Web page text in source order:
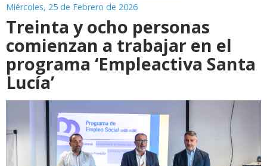
Miércoles, 25 de Febrero de 2026
Treinta y ocho personas
comienzan a trabajar en el
programa ‘Empleactiva Santa
Lucía’